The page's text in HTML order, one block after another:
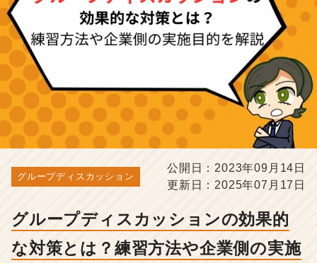
策
と
は？
方
法
や
企
側
の
施
目
的
を
グループディスカッション
公開日：2023年09月14日
更新日：2025年07月17日
グループディスカッションの効果的
な対策とは？練習方法や企業側の実施